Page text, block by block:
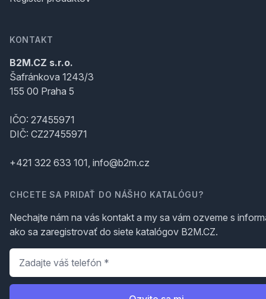
KONTAKT
B2M.CZ s.r.o.
Šafránkova 1243/3
155 00 Praha 5
IČO: 27455971
DIČ: CZ27455971
+421 322 633 101, info@b2m.cz
CHCETE SA PRIDAŤ DO NÁŠHO KATALÓGU?
Nechajte nám na vás kontakt a my sa vám ozveme s
ako sa zaregistrovať do siete katalógov B2M.CZ.
Telefón